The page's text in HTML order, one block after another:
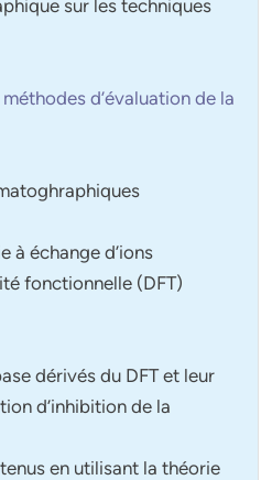
sur les techniques
d’évaluation de la
à échange d’ions
fonctionnelle (DFT)
dérivés du DFT et leur
d’inhibition de la
en utilisant la théorie